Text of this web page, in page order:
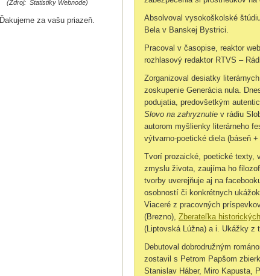
Absolvoval vysokoškolské
Bela v Banskej Bystrici.
Pracoval v časopise, reaktor
rozhlasový redaktor RTVS –
Zorganizoval desiatky
zoskupenie Generácia nula.
podujatia, predovšetkým
Slovo na zahryznutie v rádiu
autorom myšlienky literárneho
výtvarno-poetické diela (báseň +
Tvorí prozaické, poetické texty,
zmyslu života, zaujíma ho
tvorby uverejňuje aj na
osobností či konkrétnych
Viaceré z pracovných
(Brezno), Zberateľka
(Liptovská Lúžna) a i. Ukážky z
Debutoval dobrodružným
zostavil s Petrom Papšom
Stanislav Háber, Miro Kapusta,
(Zdroj: Štatistiky Webnode)
Ďakujeme za vašu priazeň.